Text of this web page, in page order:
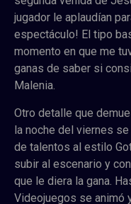
jugador le aplaudían
espectáculo! El tipo
momento en que me
ganas de saber si
Malenia.
Otro detalle que
la noche del viernes
de talentos al estilo
subir al escenario y
que le diera la gana.
Videojuegos se animó